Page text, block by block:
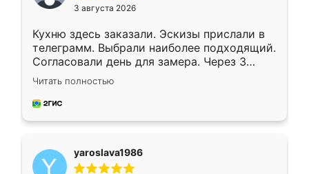
3 августа 2026
Кухню здесь заказали. Эскизы прислали в
телеграмм. Выбрали наиболее подходящий.
Согласовали день для замера. Через 3
недели кухня была уже готова. Остались
довольны работой. Спасибо Ренессанс
мебель за качественную работу!
Читать полностью
yaroslava1986